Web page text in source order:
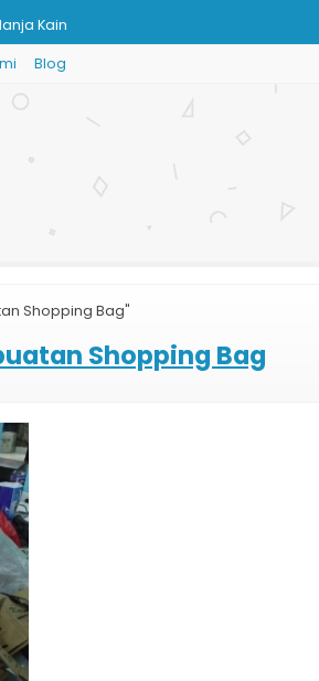
Kain
Paper Bag Murah
Kantor
Murah Custom
Bag Murah Custom
Blog
Shopping Bag"
Shopping Bag